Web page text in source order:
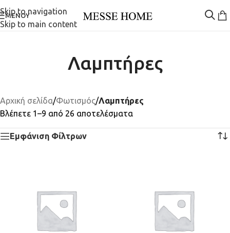
Skip to navigation
Skip to main content
ΜΕΝΟΎ
Λαμπτήρες
Αρχική σελίδα/Φωτισμός/Λαμπτήρες
Βλέπετε 1–9 από 26 αποτελέσματα
Εμφάνιση Φίλτρων